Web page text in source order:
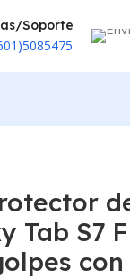
Soporte
Tab S7